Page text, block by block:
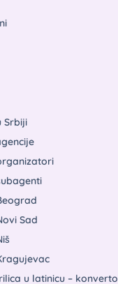
Srbiji
Sad
u latinicu –